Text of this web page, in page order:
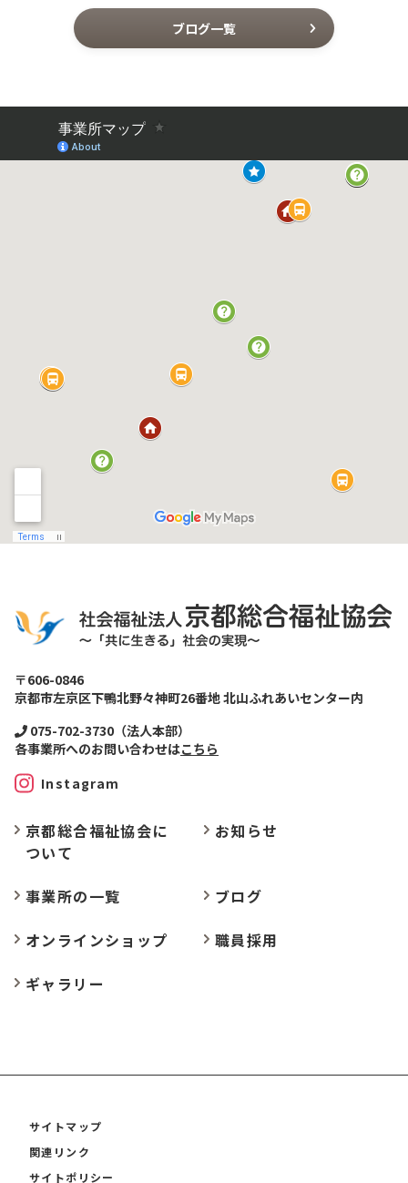
ブログ一覧
〒606-0846
京都市左京区下鴨北野々神町26番地 北山ふれあいセンター内
075-702-3730（法人本部）
各事業所へのお問い合わせはこちら
Instagram
京都総合福祉協会に
ついて
お知らせ
事業所の一覧
ブログ
オンラインショップ
職員採用
ギャラリー
サイトマップ
関連リンク
サイトポリシー